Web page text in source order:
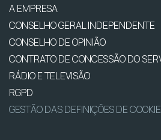
A EMPRESA
CONSELHO GERAL INDEPENDENTE
CONSELHO DE OPINIÃO
CONTRATO DE CONCESSÃO DO
RÁDIO E TELEVISÃO
RGPD
GESTÃO DAS DEFINIÇÕES DE